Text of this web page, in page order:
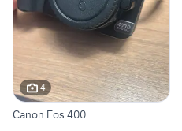
4
Canon Eos 400